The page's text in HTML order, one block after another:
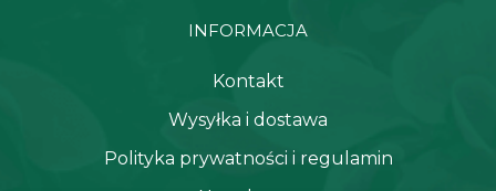
INFORMACJA
Kontakt
Wysyłka i dostawa
Polityka prywatności i regulamin